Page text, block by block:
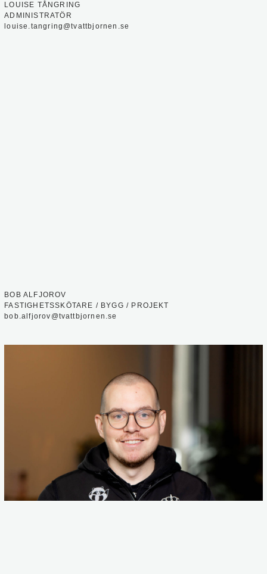
LOUISE TÅNGRING
ADMINISTRATÖR
louise.tangring@tvattbjornen.se
BOB ALFJOROV
FASTIGHETSSKÖTARE / BYGG / PROJEKT
bob.alfjorov@tvattbjornen.se